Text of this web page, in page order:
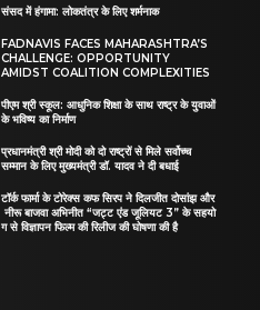
संसद में हंगामा: लोकतंत्र के लिए शर्मनाक
FADNAVIS FACES MAHARASHTRA’S
CHALLENGE: OPPORTUNITY
AMIDST COALITION COMPLEXITIES
पीएम श्री स्कूल: आधुनिक शिक्षा के साथ राष्ट्र के युवाओं
के भविष्य का निर्माण
प्रधानमंत्री श्री मोदी को दो राष्ट्रों से मिले सर्वोच्च
सम्मान के लिए मुख्यमंत्री डॉ. यादव ने दी बधाई
टॉर्क फार्मा के टोरेक्स कफ सिरप ने दिलजीत दोसांझ और
नीरू बाजवा अभिनीत “जट्ट एंड जूलियट 3” के सहयो
ग से विज्ञापन फिल्म की रिलीज की घोषणा की है